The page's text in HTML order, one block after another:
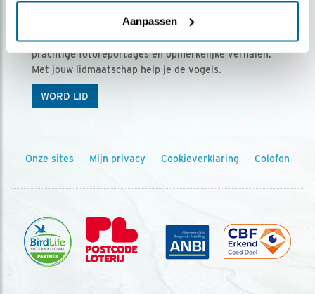
Aanpassen
Ontvang 5 x Vogels voor € 36,00 per jaar
Vogels is het tijdschrift voor onze leden, met
prachtige fotoreportages en opmerkelijke verhalen.
Met jouw lidmaatschap help je de vogels.
WORD LID
Onze sites Mijn privacy Cookieverklaring Colofon